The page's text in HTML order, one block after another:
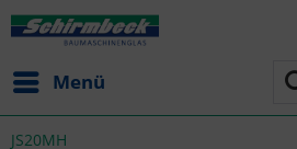
Menü
JS20MH